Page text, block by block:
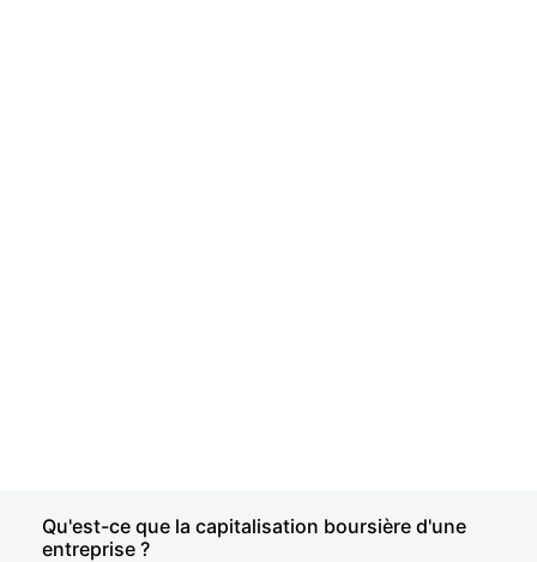
Qu'est-ce que la capitalisation boursière d'une
entreprise ?